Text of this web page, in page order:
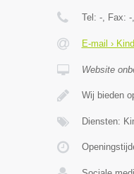
Tel: -, Fax: -
E-mail ›
Website
Wij bieden
Diensten: